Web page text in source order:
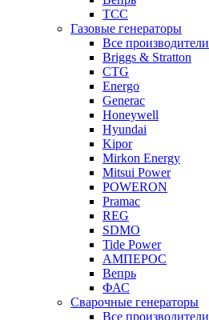
ТСС
Газовые генераторы
Все производители
Briggs & Stratton
CTG
Energo
Generac
Honeywell
Hyundai
Kipor
Mirkon Energy
Mitsui Power
POWERON
Pramac
REG
SDMO
Tide Power
АМПЕРОС
Вепрь
ФАС
Сварочные генераторы
Все производители